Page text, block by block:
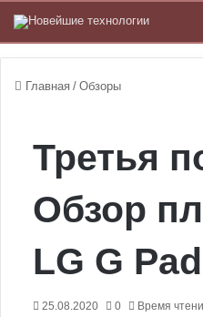
Главная / Обзоры
Третья
Обзор
LG G
25.08.2020 0 Время